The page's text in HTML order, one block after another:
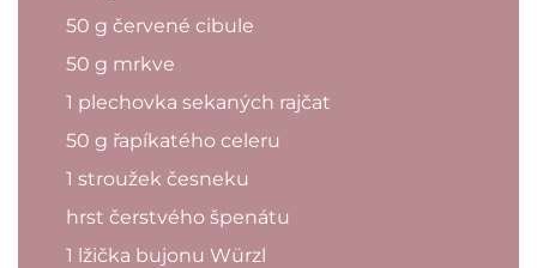
50 g červené cibule
50 g mrkve
1 plechovka sekaných rajčat
50 g řapíkatého celeru
1 stroužek česneku
hrst čerstvého špenátu
1 lžička bujonu Würzl